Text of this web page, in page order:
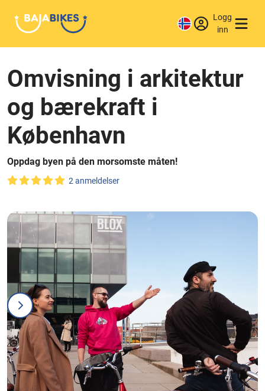
Logg
inn
Omvisning i arkitektur
og bærekraft i
København
Oppdag byen på den morsomste måten!
2 anmeldelser